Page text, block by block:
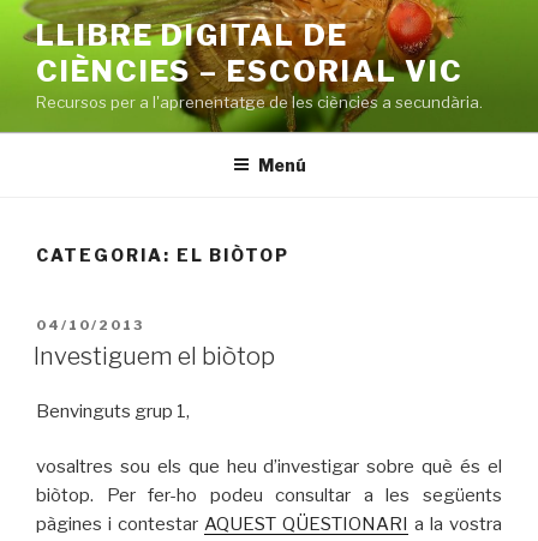
Vés
contingut
LLIBRE DIGITAL DE
CIÈNCIES – ESCORIAL VIC
Recursos per a l'aprenentatge de les ciències a secundària.
Menú
CATEGORIA: EL BIÒTOP
PUBLICAT
A
04/10/2013
Investiguem el biòtop
Benvinguts grup 1,
vosaltres sou els que heu d’investigar sobre què és el
biòtop. Per fer-ho podeu consultar a les següents
pàgines i contestar AQUEST QÜESTIONARI a la vostra